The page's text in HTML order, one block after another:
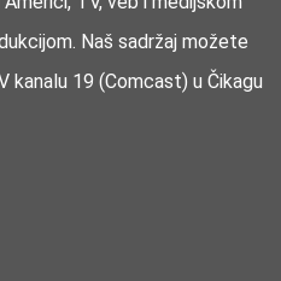
Naš sadržaj možete
kanalu 19 (Comcast) u Čikagu